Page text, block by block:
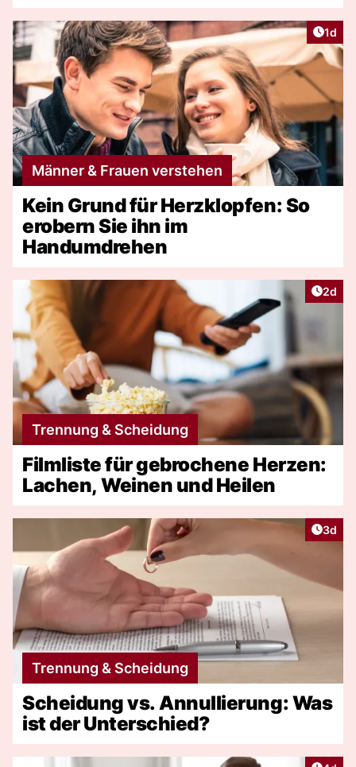
1d
Männer & Frauen verstehen
Kein Grund für Herzklopfen: So
erobern Sie ihn im
Handumdrehen
2d
Trennung & Scheidung
Filmliste für gebrochene Herzen:
Lachen, Weinen und Heilen
3d
Trennung & Scheidung
Scheidung vs. Annullierung: Was
ist der Unterschied?